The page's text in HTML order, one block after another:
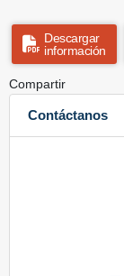
Descargar
información
Compartir
Contáctanos